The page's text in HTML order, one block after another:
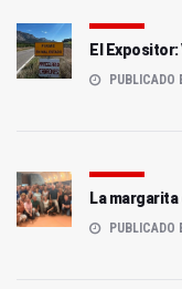
El
PUBLICADO
La
PUBLICADO